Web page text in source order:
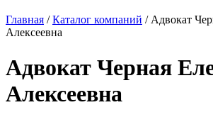
Главная /Каталог компаний / Адвокат
Алексеевна
Адвокат Черная
Алексеевна